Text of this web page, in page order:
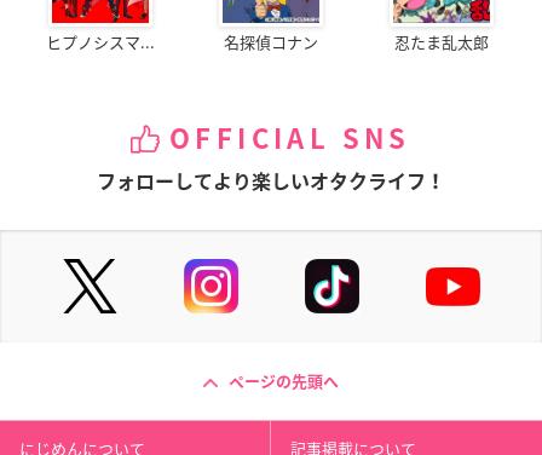
ヒプノシスマ... 名探偵コナン 忍たま乱太郎
OFFICIAL SNS
フォローしてより楽しいオタクライフ！
ページの先頭へ
にじめんについて 記事掲載について